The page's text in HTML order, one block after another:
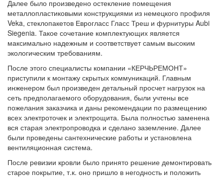
Далее было произведено остекление помещения
металлопластиковыми конструкциями из немецкого профиля
Veka, стеклопакетов Еврогласс Гласс Треш и фурнитуры Aubi
Siegenia. Такое сочетание комплектующих является
максимально надежным и соответствует самым высоким
экологическим требованиям.
После этого специалисты компании «КЕРЧЬРЕМОНТ»
приступили к монтажу скрытых коммуникаций. Главным
инженером был произведен детальный просчет нагрузок на
сеть предполагаемого оборудования, были учтены все
пожелания заказчика и даны рекомендации по размещению
всех электроточек и электрощита. Была полностью заменена
вся старая электропроводка и сделано заземление. Далее
были проведены сантехнические работы и установлена
вентиляционная система.
После ревизии кровли было принято решение демонтировать
старое покрытие, т.к. оно пришло в негодность и положить